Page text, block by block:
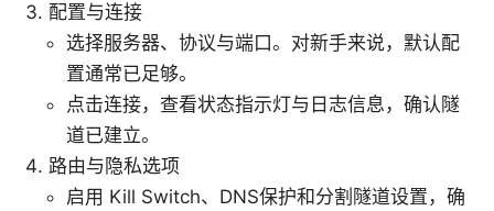
配置与连接
选择服务器、协议与端口。对新手来说，默认配
置通常已足够。
点击连接，查看状态指示灯与日志信息，确认隧
道已建立。
路由与隐私选项
启用 Kill Switch、DNS保护和分割隧道设置，确